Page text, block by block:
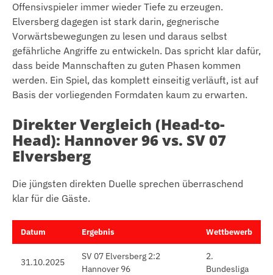
Offensivspieler immer wieder Tiefe zu erzeugen.
Elversberg dagegen ist stark darin, gegnerische
Vorwärtsbewegungen zu lesen und daraus selbst
gefährliche Angriffe zu entwickeln. Das spricht klar dafür,
dass beide Mannschaften zu guten Phasen kommen
werden. Ein Spiel, das komplett einseitig verläuft, ist auf
Basis der vorliegenden Formdaten kaum zu erwarten.
Direkter Vergleich (Head-to-
Head): Hannover 96 vs. SV 07
Elversberg
Die jüngsten direkten Duelle sprechen überraschend
klar für die Gäste.
Datum Ergebnis Wettbewerb
31.10.2025
SV 07 Elversberg 2:2
Hannover 96
2.
Bundesliga